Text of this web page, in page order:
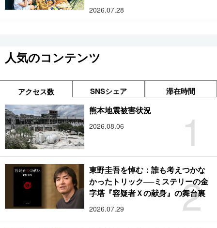
2026.07.28
人気のコンテンツ
アクセス数 SNSシェア 滞在時間
1
熊本地震被害状況
2026.08.06
2
東野圭吾を悼む：誰も考えつかな
かったトリック──ミステリーの金
字塔『容疑者Ｘの献身』の舞台裏
2026.07.29